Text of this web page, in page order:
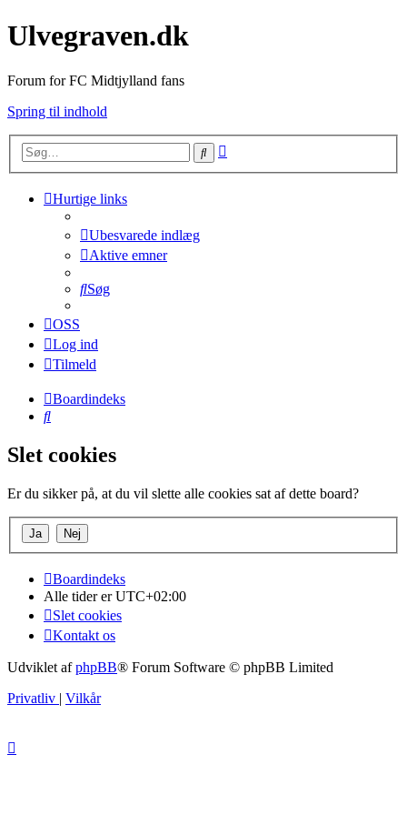
Ulvegraven.dk
Forum for FC Midtjylland fans
Spring til indhold
Søg
Hurtige links
Ubesvarede indlæg
Aktive emner
Søg
OSS
Log ind
Tilmeld
Boardindeks
Søg
Slet cookies
Er du sikker på, at du vil slette alle cookies sat af dette board?
Boardindeks
Alle tider erUTC+02:00
Slet cookies
Kontakt os
Udviklet afphpBB® Forum Software © phpBB Limited
Privatliv | Vilkår